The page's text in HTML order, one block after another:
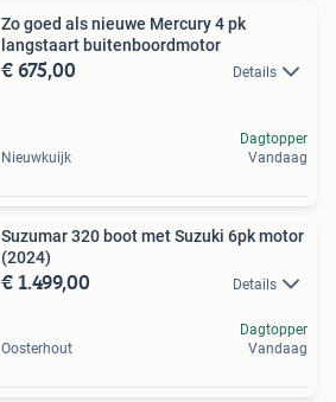
Zo goed als nieuwe Mercury 4 pk
langstaart buitenboordmotor
€ 675,00 Details
Nieuwkuijk
Dagtopper
Vandaag
Suzumar 320 boot met Suzuki 6pk motor
(2024)
€ 1.499,00 Details
Oosterhout
Dagtopper
Vandaag